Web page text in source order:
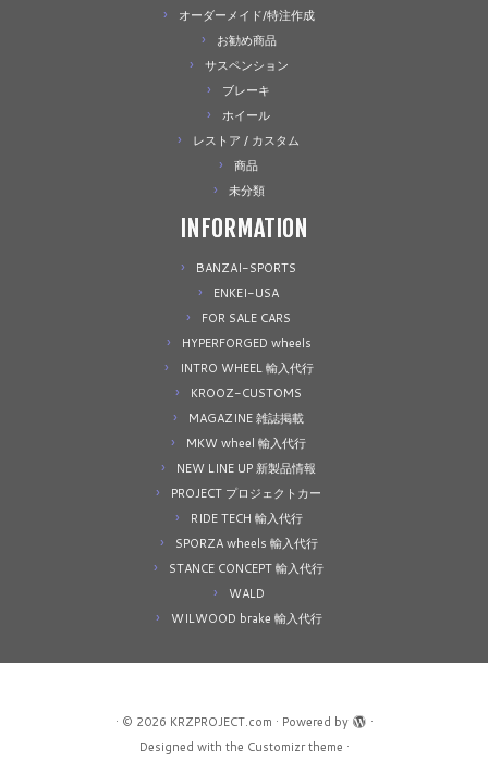
オーダーメイド/特注作成
お勧め商品
サスペンション
ブレーキ
ホイール
レストア / カスタム
商品
未分類
INFORMATION
BANZAI-SPORTS
ENKEI-USA
FOR SALE CARS
HYPERFORGED wheels
INTRO WHEEL 輸入代行
KROOZ-CUSTOMS
MAGAZINE 雑誌掲載
MKW wheel 輸入代行
NEW LINE UP 新製品情報
PROJECT プロジェクトカー
RIDE TECH 輸入代行
SPORZA wheels 輸入代行
STANCE CONCEPT 輸入代行
WALD
WILWOOD brake 輸入代行
· © 2026 KRZPROJECT.com · Powered by
·
Designed with the Customizr theme ·